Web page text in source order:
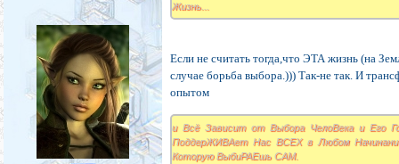
Жизнь...
Если не считать тогда,что ЭТА жизнь (на
случае борьба выбора.))) Так-не так. И
опытом
и Всё Зависит от Выбора ЧелоВека и Его
ПоддерЖИВАет Нас ВСЕХ в Любом
Которую ВыбиРАЕшь САМ.